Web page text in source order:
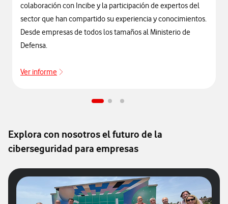
colaboración con Incibe y la participación de expertos del
sector que han compartido su experiencia y conocimientos.
Desde empresas de todos los tamaños al Ministerio de
Defensa.
Ver informe
Explora con nosotros el futuro de la
ciberseguridad para empresas